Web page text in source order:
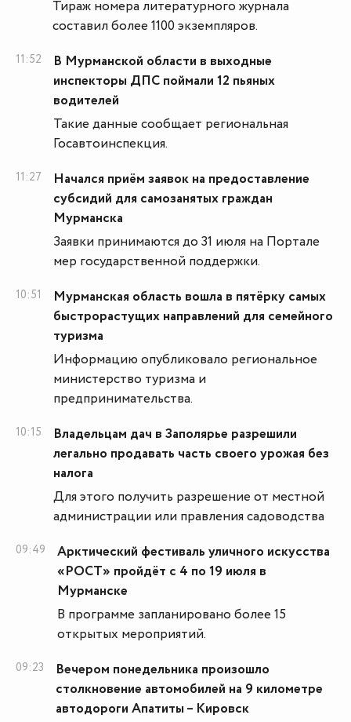
Тираж номера литературного журнала
составил более 1100 экземпляров.
11:52
В Мурманской области в выходные
инспекторы ДПС поймали 12 пьяных
водителей
Такие данные сообщает региональная
Госавтоинспекция.
11:27
Начался приём заявок на предоставление
субсидий для самозанятых граждан
Мурманска
Заявки принимаются до 31 июля на Портале
мер государственной поддержки.
10:51
Мурманская область вошла в пятёрку самых
быстрорастущих направлений для семейного
туризма
Информацию опубликовало региональное
министерство туризма и
предпринимательства.
10:15
Владельцам дач в Заполярье разрешили
легально продавать часть своего урожая без
налога
Для этого получить разрешение от местной
администрации или правления садоводства
09:49
Арктический фестиваль уличного искусства
«РОСТ» пройдёт с 4 по 19 июля в
Мурманске
В программе запланировано более 15
открытых мероприятий.
09:23
Вечером понедельника произошло
столкновение автомобилей на 9 километре
автодороги Апатиты – Кировск